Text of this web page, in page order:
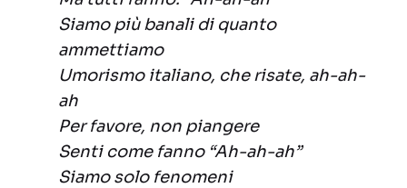
Siamo più banali di quanto
ammettiamo
Umorismo italiano, che risate, ah-ah-
ah
Per favore, non piangere
Senti come fanno “Ah-ah-ah”
Siamo solo fenomeni